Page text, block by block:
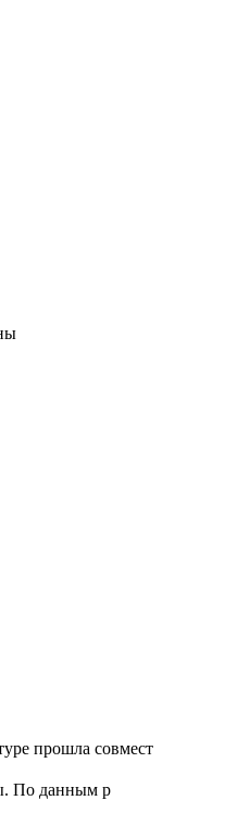
прошла совмест
По данным р